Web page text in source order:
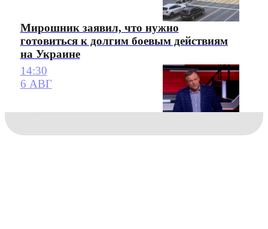
Мирошник заявил, что нужно
готовиться к долгим боевым действиям
на Украине
14:30
6 АВГ